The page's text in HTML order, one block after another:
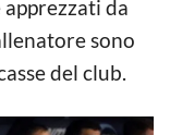
da
sono
del club.